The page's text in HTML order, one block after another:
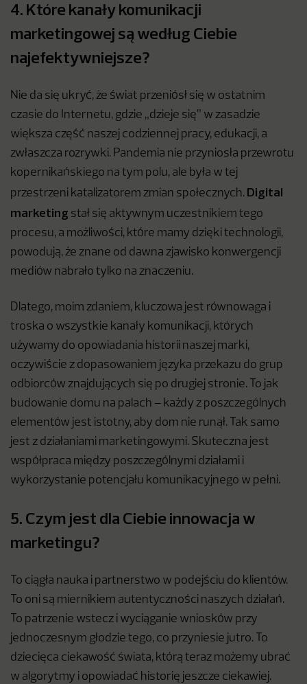
4. Które kanały komunikacji
marketingowej są według Ciebie
najefektywniejsze?
Nie da się ukryć, że świat przeniósł się w ostatnim
czasie do Internetu, gdzie „dzieje się” w zasadzie
większa część naszej codziennej pracy, edukacji, a
zwłaszcza rozrywki. Pandemia nie przyniosła przewrotu
kopernikańskiego na tym polu, ale była w tej
przestrzeni katalizatorem zmian społecznych. Digital
marketing stał się aktywnym uczestnikiem tego
procesu, a możliwości, które mamy dzięki technologii,
powodują, że znane od dawna zjawisko konwergencji
mediów nabrało tylko na znaczeniu.
Dlatego, moim zdaniem, kluczowa jest równowaga i
troska o wszystkie kanały komunikacji, których
używamy do opowiadania historii naszej marki,
oczywiście z dopasowaniem języka przekazu do grup
odbiorców znajdujących się po drugiej stronie. To jak
budowanie domu na palach – każdy z poszczególnych
elementów jest istotny, aby dom nie runął. Tak samo
jest z działaniami marketingowymi. Skuteczna jest
współpraca między poszczególnymi działami i
wykorzystanie potencjału komunikacyjnego w pełni.
5. Czym jest dla Ciebie innowacja w
marketingu?
To ciągła nauka i partnerstwo w podejściu do klientów.
To oni są miernikiem autentyczności naszych działań.
To patrzenie wstecz i wyciąganie wniosków przy
jednoczesnym głodzie tego, co przyniesie jutro. To
dziecięca ciekawość świata, którą teraz możemy ubrać
w algorytmy i opowiadać historię jeszcze ciekawiej.